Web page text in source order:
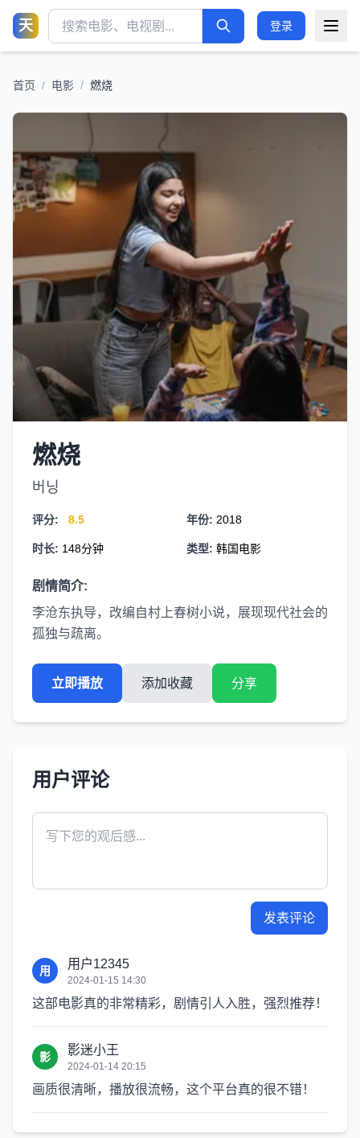
天 登录
首页 / 电影 / 燃烧
燃烧
버닝
评分: 8.5 年份: 2018
时长: 148分钟 类型: 韩国电影
剧情简介:
李沧东执导，改编自村上春树小说，展现现代社会的
孤独与疏离。
立即播放 添加收藏 分享
用户评论
发表评论
用 用户12345
2024-01-15 14:30
这部电影真的非常精彩，剧情引人入胜，强烈推荐！
影 影迷小王
2024-01-14 20:15
画质很清晰，播放很流畅，这个平台真的很不错！